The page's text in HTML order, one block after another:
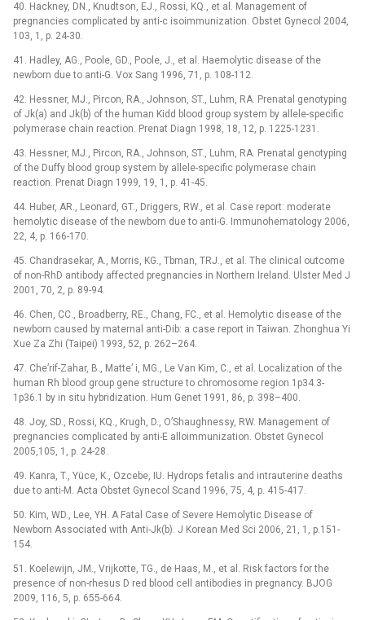
40. Hackney, DN., Knudtson, EJ., Rossi, KQ., et al. Management of
pregnancies complicated by anti-c isoimmunization. Obstet Gynecol 2004,
103, 1, p. 24-30.
41. Hadley, AG., Poole, GD., Poole, J., et al. Haemolytic disease of the
newborn due to anti-G. Vox Sang 1996, 71, p. 108-112.
42. Hessner, MJ., Pircon, RA., Johnson, ST., Luhm, RA. Prenatal genotyping
of Jk(a) and Jk(b) of the human Kidd blood group system by allele-specific
polymerase chain reaction. Prenat Diagn 1998, 18, 12, p. 1225-1231.
43. Hessner, MJ., Pircon, RA., Johnson, ST., Luhm, RA. Prenatal genotyping
of the Duffy blood group system by allele-specific polymerase chain
reaction. Prenat Diagn 1999, 19, 1, p. 41-45.
44. Huber, AR., Leonard, GT., Driggers, RW., et al. Case report: moderate
hemolytic disease of the newborn due to anti-G. Immunohematology 2006,
22, 4, p. 166-170.
45. Chandrasekar, A., Morris, KG., Tbman, TRJ., et al. The clinical outcome
of non-RhD antibody affected pregnancies in Northern Ireland. Ulster Med J
2001, 70, 2, p. 89-94.
46. Chen, CC., Broadberry, RE., Chang, FC., et al. Hemolytic disease of the
newborn caused by maternal anti-Dib: a case report in Taiwan. Zhonghua Yi
Xue Za Zhi (Taipei) 1993, 52, p. 262–264.
47. Che’rif-Zahar, B., Matte’ i, MG., Le Van Kim, C., et al. Localization of the
human Rh blood group gene structure to chromosome region 1p34.3-
1p36.1 by in situ hybridization. Hum Genet 1991, 86, p. 398–400.
48. Joy, SD., Rossi, KQ., Krugh, D., O’Shaughnessy, RW. Management of
pregnancies complicated by anti-E alloimmunization. Obstet Gynecol
2005,105, 1, p. 24-28.
49. Kanra, T., Yüce, K., Ozcebe, IU. Hydrops fetalis and intrauterine deaths
due to anti-M. Acta Obstet Gynecol Scand 1996, 75, 4, p. 415-417.
50. Kim, WD., Lee, YH. A Fatal Case of Severe Hemolytic Disease of
Newborn Associated with Anti-Jk(b). J Korean Med Sci 2006, 21, 1, p.151-
154.
51. Koelewijn, JM., Vrijkotte, TG., de Haas, M., et al. Risk factors for the
presence of non-rhesus D red blood cell antibodies in pregnancy. BJOG
2009, 116, 5, p. 655-664.